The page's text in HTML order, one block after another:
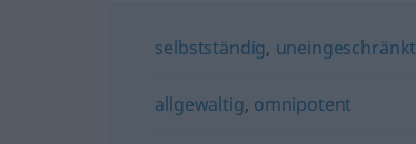
selbstständig, uneingeschränkt
allgewaltig, omnipotent